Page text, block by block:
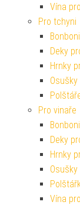
Vína
Pro tchyni
Deky
Hrnky
Pro vinaře
Deky
Hrnky
Vína